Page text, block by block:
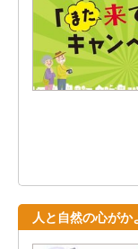
人と自然の心が